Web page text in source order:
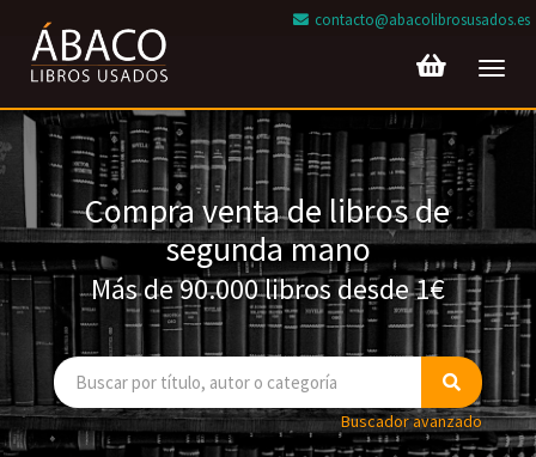
contacto@abacolibrosusados.es
Compra venta de libros de
segunda mano
Más de 90.000 libros desde 1€
Buscador avanzado